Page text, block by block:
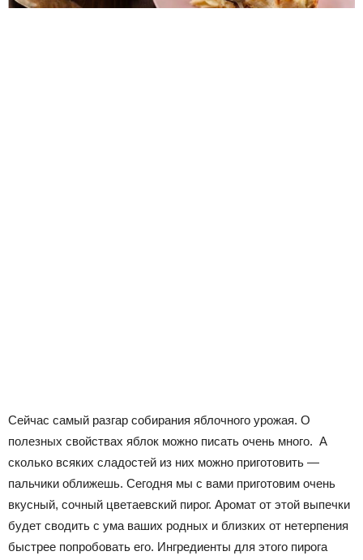
Сейчас самый разгар собирания яблочного урожая. О
полезных свойствах яблок можно писать очень много. А
сколько всяких сладостей из них можно приготовить —
пальчики оближешь. Сегодня мы с вами приготовим очень
вкусный, сочный цветаевский пирог. Аромат от этой выпечки
будет сводить с ума ваших родных и близких от нетерпения
быстрее попробовать его. Ингредиенты для этого пирога